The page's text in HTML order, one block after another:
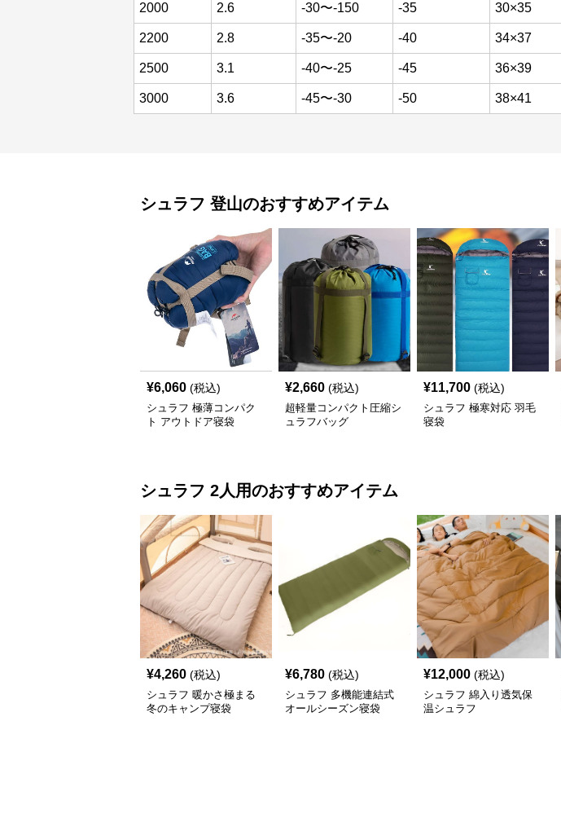
2000 2.6 -30〜-150 -35 30×35
2200 2.8 -35〜-20 -40 34×37
2500 3.1 -40〜-25 -45 36×39
3000 3.6 -45〜-30 -50 38×41
シュラフ 登山のおすすめアイテム
¥6,060 (税込)
シュラフ 極薄コンパク
ト アウトドア寝袋
¥2,660 (税込)
超軽量コンパクト圧縮シ
ュラフバッグ
¥11,700 (税込)
シュラフ 極寒対応 羽毛
寝袋
シュラフ 2人用のおすすめアイテム
¥4,260 (税込)
シュラフ 暖かさ極まる
冬のキャンプ寝袋
¥6,780 (税込)
シュラフ 多機能連結式
オールシーズン寝袋
¥12,000 (税込)
シュラフ 綿入り透気保
温シュラフ